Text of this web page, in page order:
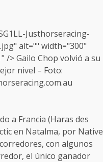
Justhorseracing-
alt="" width="300"
/>Gailo Chop volvió a su
nivel – Foto:
a Francia (Haras des
en Natalma, por Native
con algunos
el único ganador